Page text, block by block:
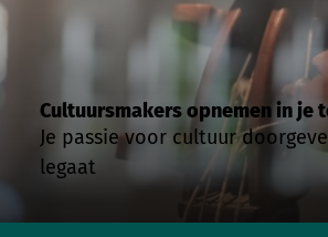
Cultuursmakers opnemen in je
Je passie voor cultuur
legaat